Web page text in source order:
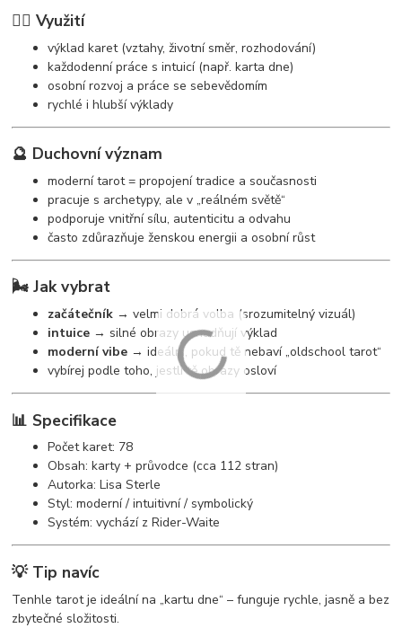
🧘‍♀️ Využití
výklad karet (vztahy, životní směr, rozhodování)
každodenní práce s intuicí (např. karta dne)
osobní rozvoj a práce se sebevědomím
rychlé i hlubší výklady
🔮 Duchovní význam
moderní tarot = propojení tradice a současnosti
pracuje s archetypy, ale v „reálném světě“
podporuje vnitřní sílu, autenticitu a odvahu
často zdůrazňuje ženskou energii a osobní růst
🌬️ Jak vybrat
začátečník → velmi dobrá volba (srozumitelný vizuál)
intuice → silné obrazy usnadňují výklad
moderní vibe → ideální, pokud tě nebaví „oldschool tarot“
vybírej podle toho, jestli tě obrazy osloví
📊 Specifikace
Počet karet: 78
Obsah: karty + průvodce (cca 112 stran)
Autorka: Lisa Sterle
Styl: moderní / intuitivní / symbolický
Systém: vychází z Rider-Waite
💡 Tip navíc
Tenhle tarot je ideální na „kartu dne“ – funguje rychle, jasně a bez
zbytečné složitosti.